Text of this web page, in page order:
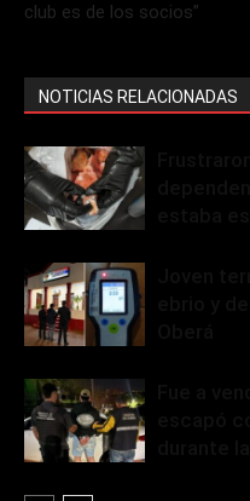
club es de los socios”
NOTICIAS RELACIONADAS